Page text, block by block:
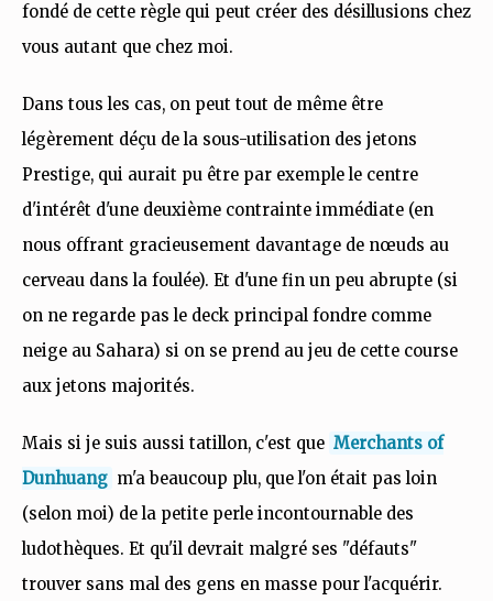
fondé de cette règle qui peut créer des désillusions chez
vous autant que chez moi.
Dans tous les cas, on peut tout de même être
légèrement déçu de la sous-utilisation des jetons
Prestige, qui aurait pu être par exemple le centre
d'intérêt d'une deuxième contrainte immédiate (en
nous offrant gracieusement davantage de nœuds au
cerveau dans la foulée). Et d'une fin un peu abrupte (si
on ne regarde pas le deck principal fondre comme
neige au Sahara) si on se prend au jeu de cette course
aux jetons majorités.
Mais si je suis aussi tatillon, c'est que Merchants of
Dunhuang m'a beaucoup plu, que l'on était pas loin
(selon moi) de la petite perle incontournable des
ludothèques. Et qu'il devrait malgré ses "défauts"
trouver sans mal des gens en masse pour l'acquérir.